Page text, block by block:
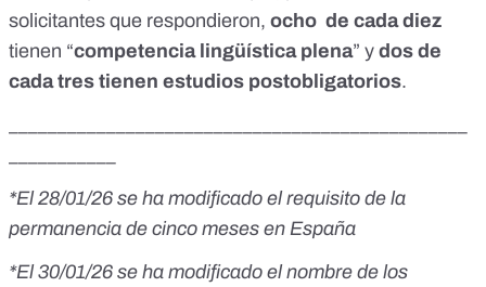
solicitantes que respondieron, ocho de cada diez
tienen “competencia lingüística plena” y dos de
cada tres tienen estudios postobligatorios.
*El 28/01/26 se ha modificado el requisito de la
permanencia de cinco meses en España
*El 30/01/26 se ha modificado el nombre de los